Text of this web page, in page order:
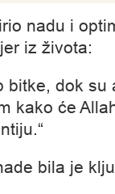
nadu i
iz života:
bitke, dok
kako će
bila je